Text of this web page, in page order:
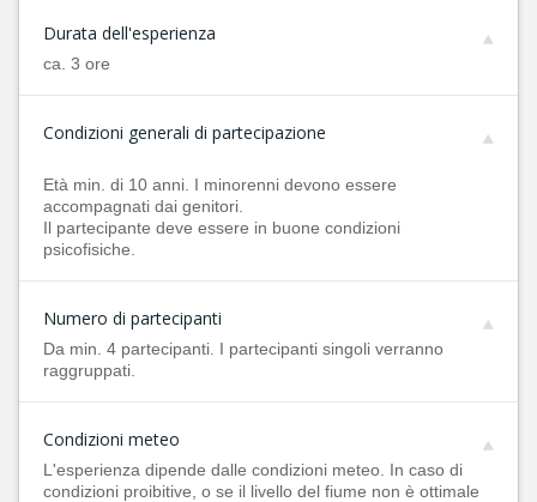
Durata dell'esperienza
ca. 3 ore
Condizioni generali di partecipazione
Età min. di 10 anni. I minorenni devono essere
accompagnati dai genitori.
Il partecipante deve essere in buone condizioni
psicofisiche.
Numero di partecipanti
Da min. 4 partecipanti. I partecipanti singoli verranno
raggruppati.
Condizioni meteo
L'esperienza dipende dalle condizioni meteo. In caso di
condizioni proibitive, o se il livello del fiume non è ottimale